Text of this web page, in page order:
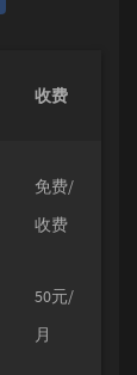
收费
免费/
收费
50元/
月